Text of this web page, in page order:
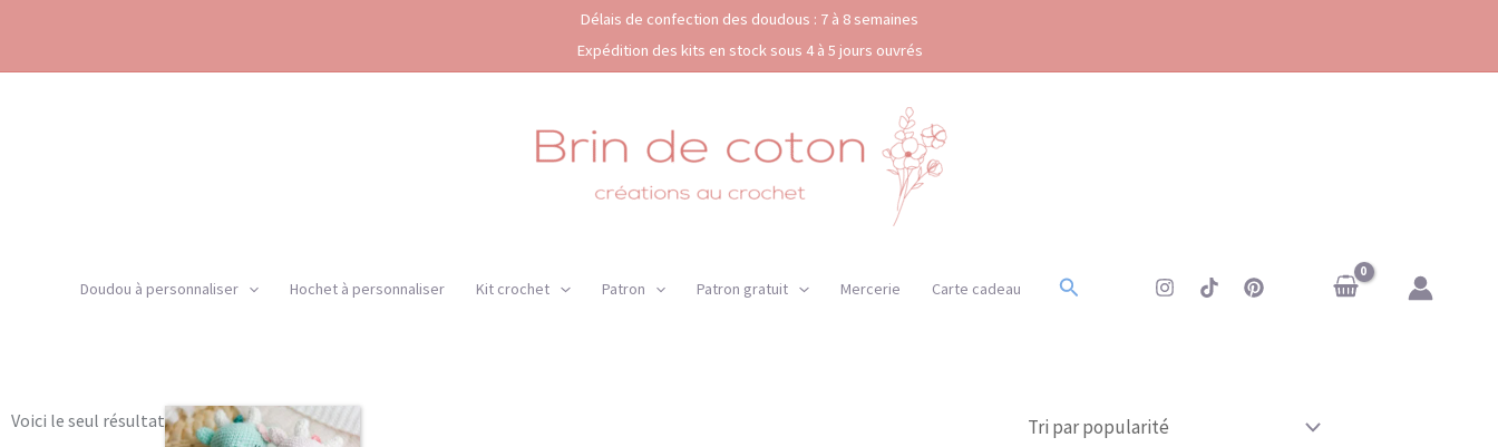
contenu
Délais de confection des doudous : 7 à 8 semaines
Expédition des kits en stock sous 4 à 5 jours ouvrés
Doudou à personnaliser Hochet à personnaliser Kit crochet Patron Patron gratuit Mercerie Carte cadeau Rechercher
Voici le seul résultat